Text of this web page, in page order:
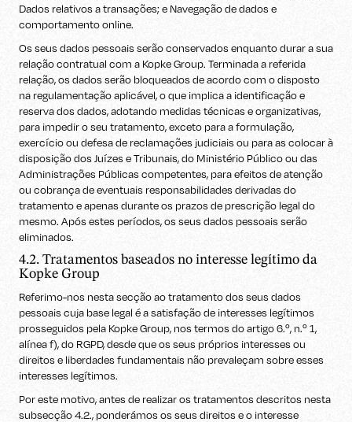
Dados relativos a transações; e Navegação de dados e
comportamento online.
Os seus dados pessoais serão conservados enquanto durar a sua
relação contratual com a Kopke Group. Terminada a referida
relação, os dados serão bloqueados de acordo com o disposto
na regulamentação aplicável, o que implica a identificação e
reserva dos dados, adotando medidas técnicas e organizativas,
para impedir o seu tratamento, exceto para a formulação,
exercício ou defesa de reclamações judiciais ou para as colocar à
disposição dos Juízes e Tribunais, do Ministério Público ou das
Administrações Públicas competentes, para efeitos de atenção
ou cobrança de eventuais responsabilidades derivadas do
tratamento e apenas durante os prazos de prescrição legal do
mesmo. Após estes períodos, os seus dados pessoais serão
eliminados.
4.2. Tratamentos baseados no interesse legítimo da
Kopke Group
Referimo-nos nesta secção ao tratamento dos seus dados
pessoais cuja base legal é a satisfação de interesses legítimos
prosseguidos pela Kopke Group, nos termos do artigo 6.º, n.º 1,
alínea f), do RGPD, desde que os seus próprios interesses ou
direitos e liberdades fundamentais não prevaleçam sobre esses
interesses legítimos.
Por este motivo, antes de realizar os tratamentos descritos nesta
subsecção 4.2., ponderámos os seus direitos e o interesse